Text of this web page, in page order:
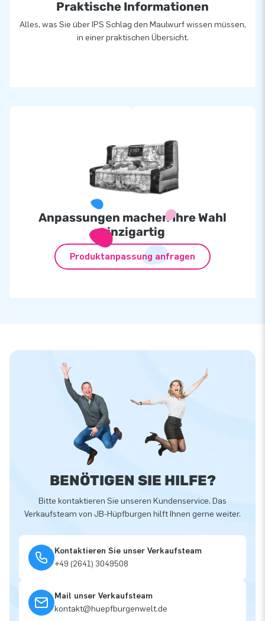
die schönsten Attraktionen zu liefern!
Praktische Informationen
Alles, was Sie über IPS Schlag den Maulwurf wissen müssen,
in einer praktischen Übersicht.
Anpassungen machen Ihre Wahl
einzigartig
Produktanpassung anfragen
BENÖTIGEN SIE HILFE?
Bitte kontaktieren Sie unseren Kundenservice. Das
Verkaufsteam von JB-Hüpfburgen hilft Ihnen gerne weiter.
Kontaktieren Sie unser Verkaufsteam
+49 (2641) 3049508
Mail unser Verkaufsteam
kontakt@huepfburgenwelt.de